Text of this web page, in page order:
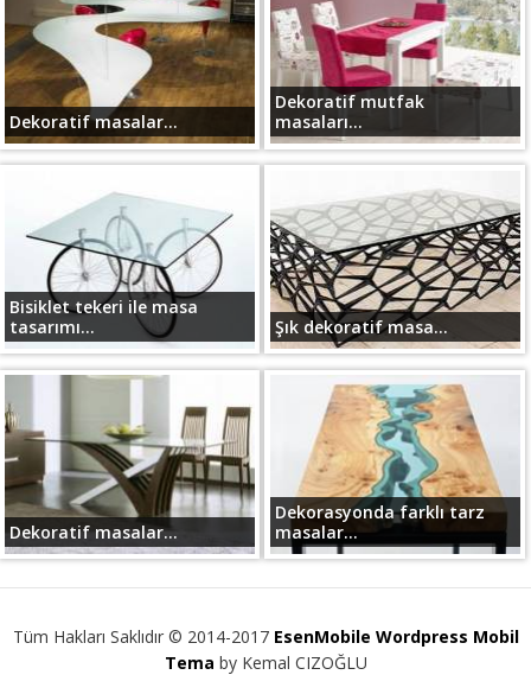
Dekoratif masalar...
Dekoratif mutfak
masaları...
Bisiklet tekeri ile masa
tasarımı...
Şık dekoratif masa...
Dekoratif masalar...
Dekorasyonda farklı tarz
masalar...
Tüm Hakları Saklıdır © 2014-2017 EsenMobile Wordpress Mobil
Tema by Kemal CIZOĞLU